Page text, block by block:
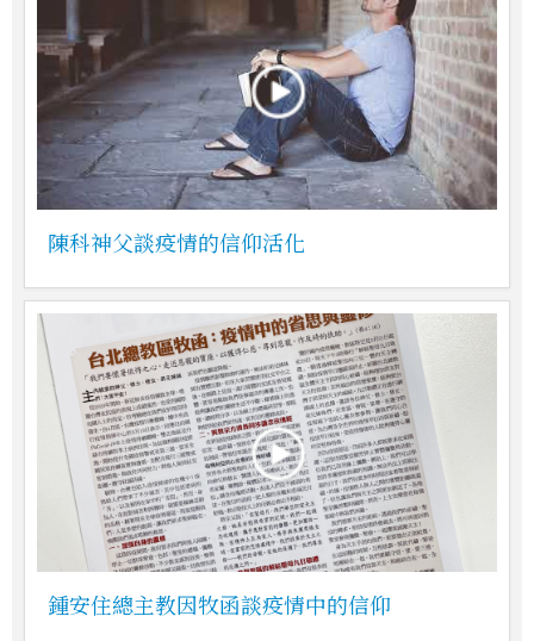
陳科神父談疫情的信仰活化
鍾安住總主教因牧函談疫情中的信仰